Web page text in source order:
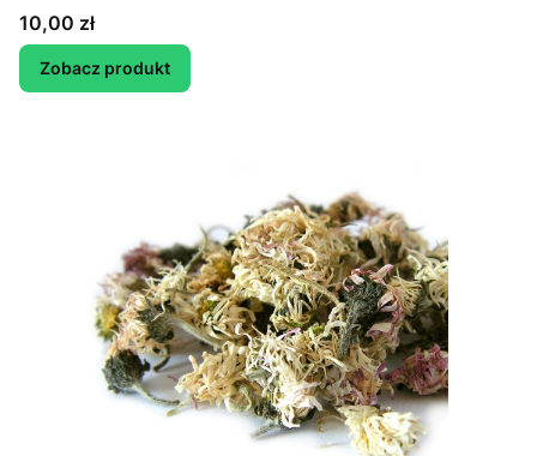
Cena
10,00 zł
Zobacz produkt